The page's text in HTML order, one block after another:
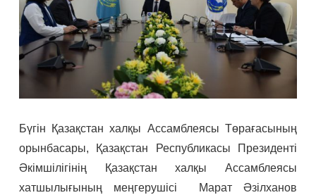
Бүгін Қазақстан халқы Ассамблеясы Төрағасының
орынбасары, Қазақстан Республикасы Президенті
Әкімшілігінің Қазақстан халқы Ассамблеясы
хатшылығының меңгерушісі Марат Әзілханов